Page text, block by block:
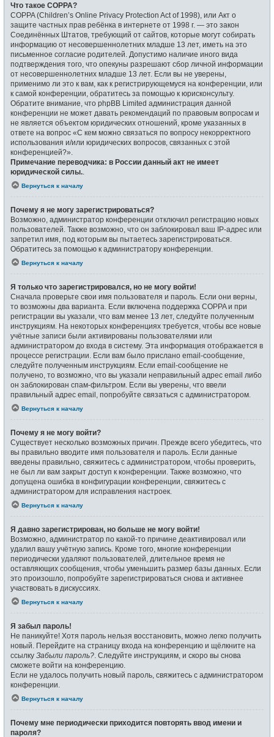
Что такое COPPA?
COPPA (Children’s Online Privacy Protection Act of 1998), или Акт о
защите частных прав ребёнка в интернете от 1998 г. — это закон
Соединённых Штатов, требующий от сайтов, которые могут собирать
информацию от несовершеннолетних младше 13 лет, иметь на это
письменное согласие родителей. Допустимо наличие иного вида
подтверждения того, что опекуны разрешают сбор личной информации
от несовершеннолетних младше 13 лет. Если вы не уверены,
применимо ли это к вам, как к регистрирующемуся на конференции, или
к самой конференции, обратитесь за помощью к юрисконсульту.
Обратите внимание, что phpBB Limited администрация данной
конференции не может давать рекомендаций по правовым вопросам и
не является объектом юридических отношений, кроме указанных в
ответе на вопрос «С кем можно связаться по вопросу некорректного
использования и/или юридических вопросов, связанных с этой
конференцией?».
Примечание переводчика: в России данный акт не имеет
юридической силы.
Вернуться к началу
Почему я не могу зарегистрироваться?
Возможно, администратор конференции отключил регистрацию новых
пользователей. Также возможно, что он заблокировал ваш IP-адрес или
запретил имя, под которым вы пытаетесь зарегистрироваться.
Обратитесь за помощью к администратору конференции.
Вернуться к началу
Я только что зарегистрировался, но не могу войти!
Сначала проверьте свои имя пользователя и пароль. Если они верны,
то возможны два варианта. Если включена поддержка COPPA и при
регистрации вы указали, что вам менее 13 лет, следуйте полученным
инструкциям. На некоторых конференциях требуется, чтобы все новые
учётные записи были активированы пользователями или
администратором до входа в систему. Эта информация отображается в
процессе регистрации. Если вам было прислано email-сообщение,
следуйте полученным инструкциям. Если email-сообщение не
получено, то возможно, что вы указали неправильный адрес email либо
он заблокирован спам-фильтром. Если вы уверены, что ввели
правильный адрес email, попробуйте связаться с администратором.
Вернуться к началу
Почему я не могу войти?
Существует несколько возможных причин. Прежде всего убедитесь, что
вы правильно вводите имя пользователя и пароль. Если данные
введены правильно, свяжитесь с администратором, чтобы проверить,
не был ли вам закрыт доступ к конференции. Также возможно, что
допущена ошибка в конфигурации конференции, свяжитесь с
администратором для исправления настроек.
Вернуться к началу
Я давно зарегистрирован, но больше не могу войти!
Возможно, администратор по какой-то причине деактивировал или
удалил вашу учётную запись. Кроме того, многие конференции
периодически удаляют пользователей, длительное время не
оставляющих сообщения, чтобы уменьшить размер базы данных. Если
это произошло, попробуйте зарегистрироваться снова и активнее
участвовать в дискуссиях.
Вернуться к началу
Я забыл пароль!
Не паникуйте! Хотя пароль нельзя восстановить, можно легко получить
новый. Перейдите на страницу входа на конференцию и щёлкните на
ссылку Забыли пароль? . Следуйте инструкциям, и скоро вы снова
сможете войти на конференцию.
Если не удалось получить новый пароль, свяжитесь с администратором
конференции.
Вернуться к началу
Почему мне периодически приходится повторять ввод имени и
пароля?